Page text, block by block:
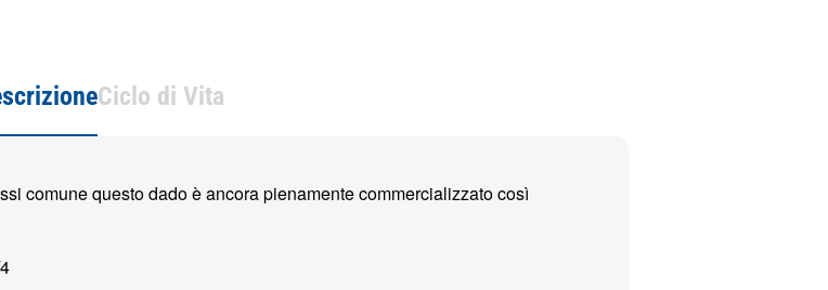
Ciclo di Vita
comune questo dado è ancora pienamente commercializzato così